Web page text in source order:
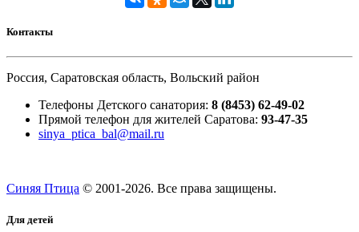
Контакты
Россия, Саратовская область, Вольский район
Телефоны Детского санатория: 8 (8453) 62-49-02
Прямой телефон для жителей Саратова: 93-47-35
sinya_ptica_bal@mail.ru
Синяя Птица © 2001-2026. Все права защищены.
Для детей